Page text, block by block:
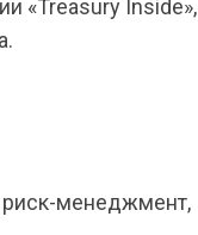
«Treasury Inside»,
риск-менеджмент,